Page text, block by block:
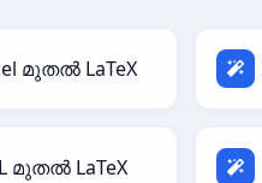
മുതൽ LaTeX
മുതൽ LaTeX